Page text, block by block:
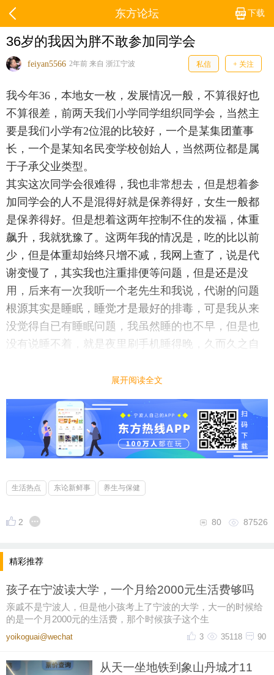
下载
东方论坛
36岁的我因为胖不敢参加同学会
feiyan5566 2年前 来自 浙江宁波 私信 + 关注
我今年36，本地女一枚，发展情况一般，不算很好也
不算很差，前两天我们小学同学组织同学会，当然主
要是我们小学有2位混的比较好，一个是某集团董事
长，一个是某知名民变学校创始人，当然两位都是属
于子承父业类型。
其实这次同学会很难得，我也非常想去，但是想着参
加同学会的人不是混得好就是保养得好，女生一般都
是保养得好。但是想着这两年控制不住的发福，体重
飙升，我就犹豫了。这两年我的情况是，吃的比以前
少，但是体重却始终只增不减，我网上查了，说是代
谢变慢了，其实我也注重排便等问题，但是还是没
用，后来有一次我听一个老先生和我说，代谢的问题
根源其实是睡眠，睡觉才是最好的排毒，可是我从来
没觉得自已有睡眠问题，我虽然睡的也不早，但是也
没有说睡不着，就是夜里刷手机睡得晚，久而久之自
再说会同学会的事，后来犹豫再三，还是没去，但是
有幸的事，去的同学拍回来很多视频和照片，我惊讶
各位东论网友帮我想想，之后的同学会要不要去参
展开阅读全文
生活热点 东论新鲜事 养生与保健
2 87526
80
精彩推荐
孩子在宁波读大学，一个月给2000元生活费够吗
亲戚不是宁波人，但是他小孩考上了宁波的大学，大一的时候给
的是一个月2000元的生活费，那个时候孩子这个生
yoikoguai@wechat 90
35118
3
从天一坐地铁到象山丹城才11